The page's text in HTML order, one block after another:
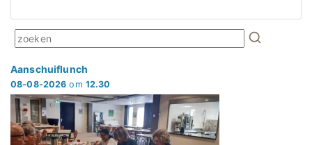
Aanschuiflunch
08-08-2026 om 12.30